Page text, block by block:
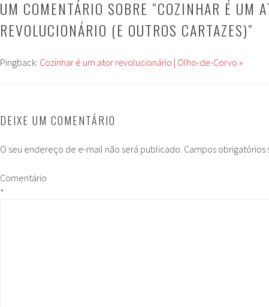
UM COMENTÁRIO SOBRE “COZINHAR É UM
REVOLUCIONÁRIO (E OUTROS CARTAZES)”
Pingback: Cozinhar é um ator revolucionário | Olho-de-Corvo »
DEIXE UM COMENTÁRIO
O seu endereço de e-mail não será publicado. Campos obrigatórios
Comentário
*